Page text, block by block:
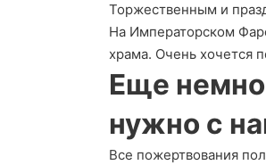
Торжественным и
На Императорском
храма. Очень хочется
Еще
нужно с
Все пожертвования